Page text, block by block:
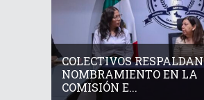
COLECTIVOS RESPALDAN
NOMBRAMIENTO EN LA
COMISIÓN E...